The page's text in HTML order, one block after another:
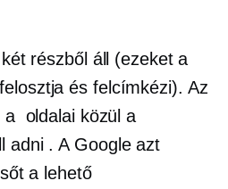
részből áll (ezeket a
és felcímkézi). Az
a oldalai közül a
adni . A Google azt
a lehető